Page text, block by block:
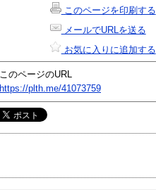
このページを印刷する
メールでURLを送る
お気に入りに追加する
このページのURL
https://plth.me/41073759